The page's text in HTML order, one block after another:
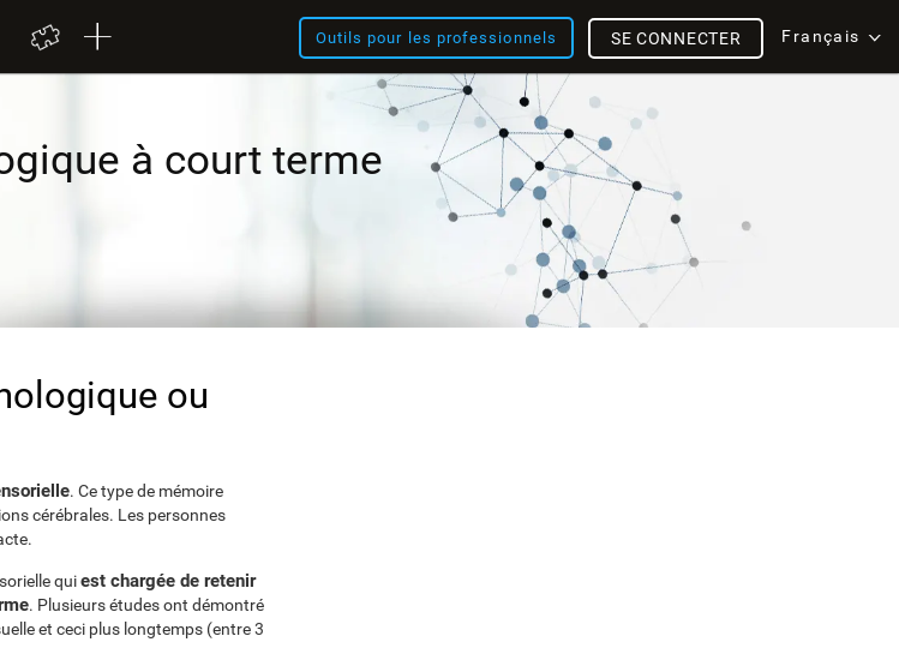
Outils pour les professionnels Français
SE CONNECTER
à court terme
ou
. Ce type de mémoire
cérébrales. Les personnes
quiest chargée de retenir
. Plusieurs études ont démontré
et ceci plus longtemps (entre 3